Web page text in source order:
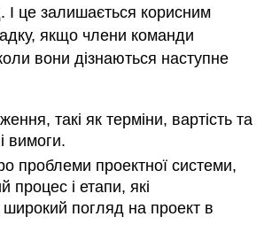
І це залишається корисним
якщо члени команди
вони дізнаються наступне
такі як терміни, вартість та
вимоги.
проблеми проектної системи,
процес і етапи, які
широкий погляд на проект в